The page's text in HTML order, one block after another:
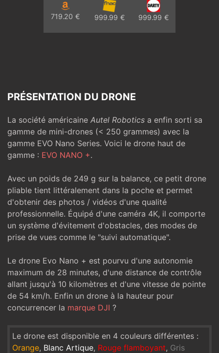
719.20 € 999.99 € 999.99 €
PRÉSENTATION DU DRONE
La société américaine Autel Robotics a enfin sorti sa
gamme de mini-drones (< 250 grammes) avec la
gamme EVO Nano Series. Voici le drone haut de
gamme : EVO NANO +.
Avec un poids de 249 g sur la balance, ce petit drone
pliable tient littéralement dans la poche et permet
d'obtenir des photos / vidéos d'une qualité
professionnelle. Équipé d'une caméra 4K, il comporte
un système d'évitement d'obstacles, des modes de
prise de vues comme le "suivi automatique".
Le drone Evo Nano + est pourvu d'une autonomie
maximum de 28 minutes, d'une distance de contrôle
allant jusqu'à 10 kilomètres et d'une vitesse de pointe
de 54 km/h. Enfin un drone à la hauteur pour
concurrencer la marque DJI ?
Le drone est disponible en 4 couleurs différentes :
Orange, Blanc Artique, Rouge flamboyant, Gris